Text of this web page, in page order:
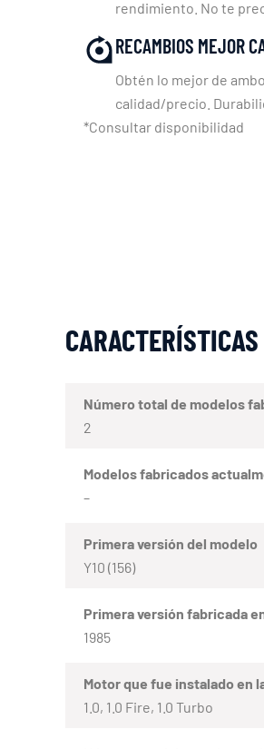
rendimiento. No te
RECAMBIOS MEJOR
Obtén lo mejor de
calidad/precio.
*Consultar disponibilidad
CARACTERÍSTICAS
Número total de modelos
2
Modelos fabricados
–
Primera versión del modelo
Y10 (156)
Primera versión fabricada
1985
Motor que fue instalado en
1.0, 1.0 Fire, 1.0 Turbo